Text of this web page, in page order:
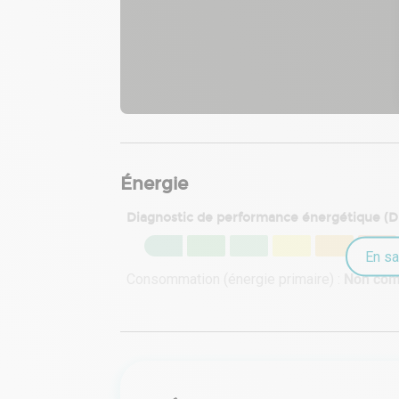
Énergie
Diagnostic de performance énergétique
Non
En